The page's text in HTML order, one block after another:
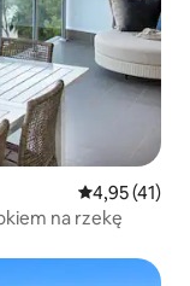
Średnia
4,95 (41)
na rzekę